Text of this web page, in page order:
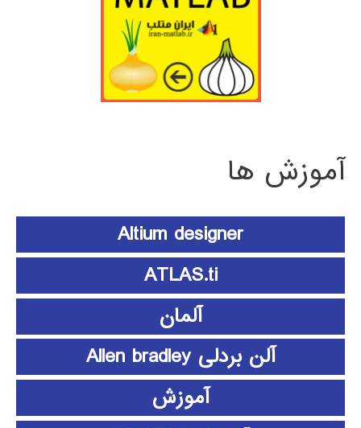
آموزش ها
Altium designer
ATLAS.ti
آلمان
آلن بردلی Allen bradley
آموزش